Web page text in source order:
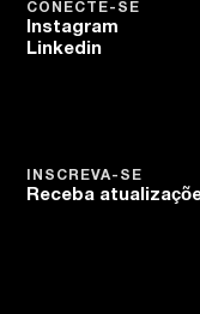
CONECTE-SE
Instagram
Linkedin
INSCREVA-SE
Receba